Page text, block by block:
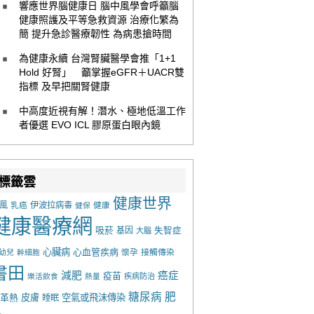
響應世界腦健康日 腦中風學會呼籲腦
健康照護及平等急救資源 治療化繁為
簡 提升急診醫療韌性 為病患搶時間
為健康永續 台灣腎臟醫學會推「1+1
Hold 好腎」 籲掌握eGFR＋UACR雙
指標 及早把關腎健康
中高度近視有解！潛水、極地低溫工作
者優選 EVO ICL 膠原蛋白眼內鏡
籤雲
乳癌 伊波拉病毒 健保 健康 健康世界
康醫療網 吸菸 基因 大腦 失智症
兒 幹細胞 心臟病 心血管疾病 懷孕 接觸傳染
田 樂活飲食 減肥 熱量 疫苗 疾病防治 癌症
熱 皮膚 睡眠 空氣或飛沫傳染 糖尿病 肥